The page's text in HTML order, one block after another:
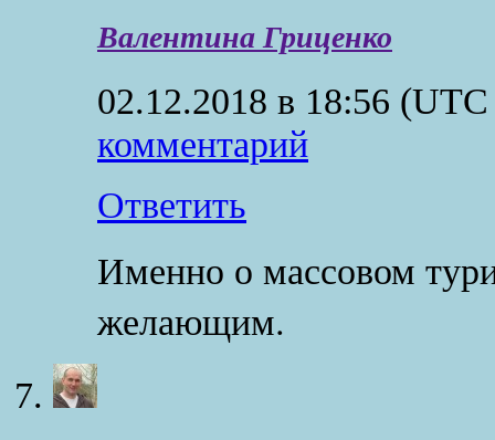
Валентина Гриценко
02.12.2018 в 18:56
комментарий
Ответить
Именно о массовом
желающим.